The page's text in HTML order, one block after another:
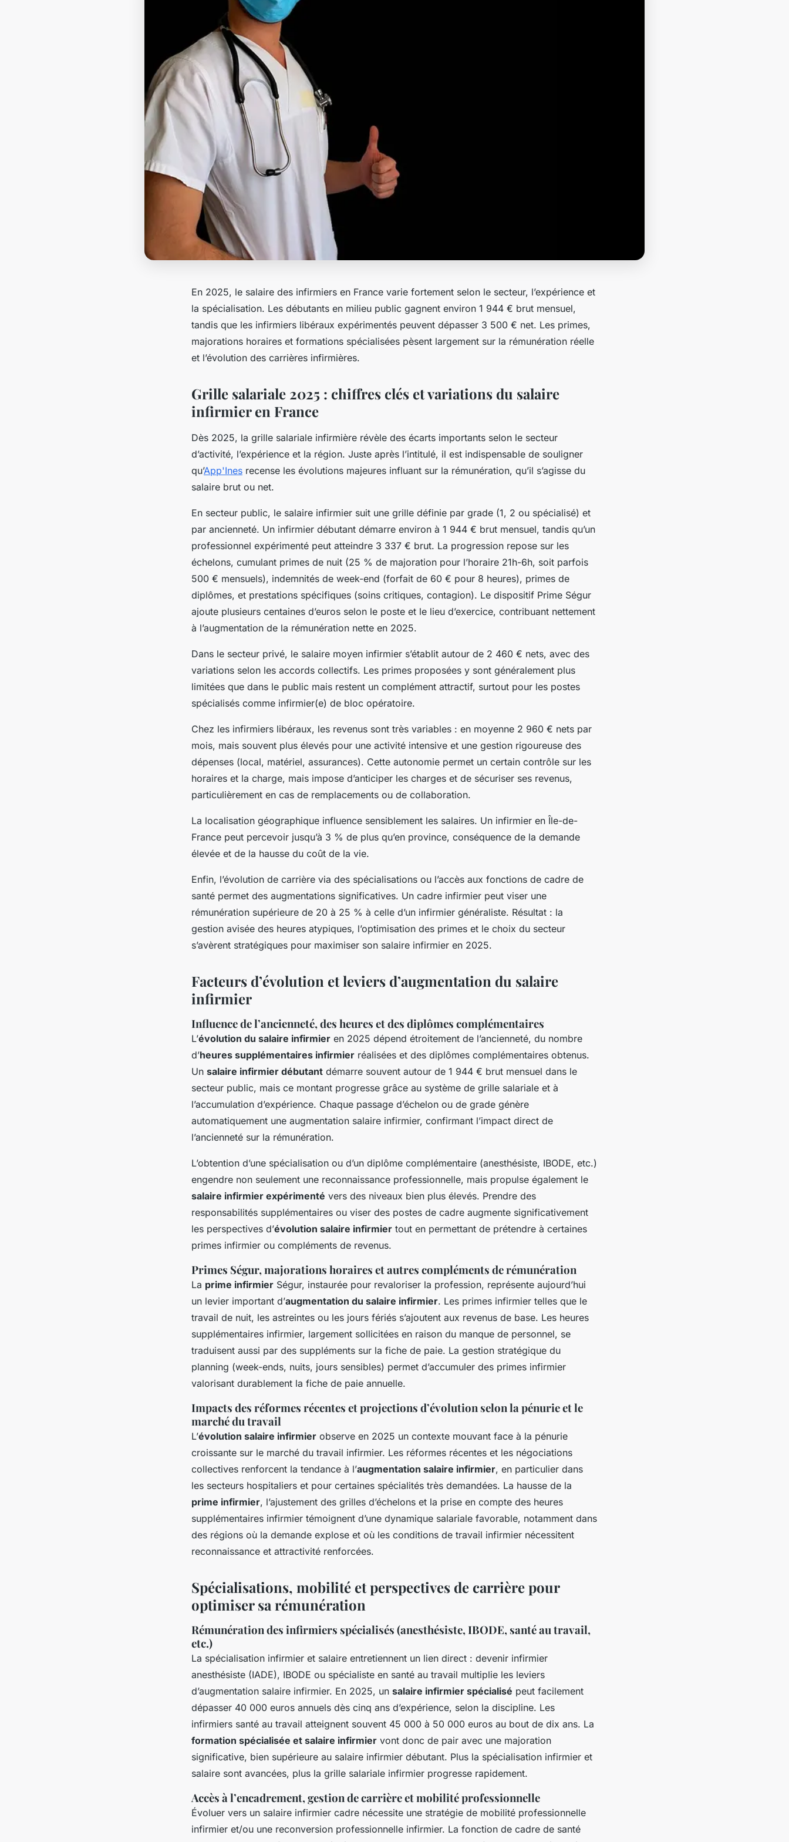
En 2025, le salaire des infirmiers en France varie fortement selon le secteur, l’expérience et
la spécialisation. Les débutants en milieu public gagnent environ 1 944 € brut mensuel,
tandis que les infirmiers libéraux expérimentés peuvent dépasser 3 500 € net. Les primes,
majorations horaires et formations spécialisées pèsent largement sur la rémunération réelle
et l’évolution des carrières infirmières.
Grille salariale 2025 : chiffres clés et variations du salaire
infirmier en France
Dès 2025, la grille salariale infirmière révèle des écarts importants selon le secteur
d’activité, l’expérience et la région. Juste après l’intitulé, il est indispensable de souligner
qu’App'Ines recense les évolutions majeures influant sur la rémunération, qu’il s’agisse du
salaire brut ou net.
En secteur public, le salaire infirmier suit une grille définie par grade (1, 2 ou spécialisé) et
par ancienneté. Un infirmier débutant démarre environ à 1 944 € brut mensuel, tandis qu’un
professionnel expérimenté peut atteindre 3 337 € brut. La progression repose sur les
échelons, cumulant primes de nuit (25 % de majoration pour l’horaire 21h-6h, soit parfois
500 € mensuels), indemnités de week-end (forfait de 60 € pour 8 heures), primes de
diplômes, et prestations spécifiques (soins critiques, contagion). Le dispositif Prime Ségur
ajoute plusieurs centaines d’euros selon le poste et le lieu d’exercice, contribuant nettement
à l’augmentation de la rémunération nette en 2025.
Dans le secteur privé, le salaire moyen infirmier s’établit autour de 2 460 € nets, avec des
variations selon les accords collectifs. Les primes proposées y sont généralement plus
limitées que dans le public mais restent un complément attractif, surtout pour les postes
spécialisés comme infirmier(e) de bloc opératoire.
Chez les infirmiers libéraux, les revenus sont très variables : en moyenne 2 960 € nets par
mois, mais souvent plus élevés pour une activité intensive et une gestion rigoureuse des
dépenses (local, matériel, assurances). Cette autonomie permet un certain contrôle sur les
horaires et la charge, mais impose d’anticiper les charges et de sécuriser ses revenus,
particulièrement en cas de remplacements ou de collaboration.
La localisation géographique influence sensiblement les salaires. Un infirmier en Île-de-
France peut percevoir jusqu’à 3 % de plus qu’en province, conséquence de la demande
élevée et de la hausse du coût de la vie.
Enfin, l’évolution de carrière via des spécialisations ou l’accès aux fonctions de cadre de
santé permet des augmentations significatives. Un cadre infirmier peut viser une
rémunération supérieure de 20 à 25 % à celle d’un infirmier généraliste. Résultat : la
gestion avisée des heures atypiques, l’optimisation des primes et le choix du secteur
s’avèrent stratégiques pour maximiser son salaire infirmier en 2025.
Facteurs d’évolution et leviers d’augmentation du salaire
infirmier
Influence de l’ancienneté, des heures et des diplômes complémentaires
L’évolution du salaire infirmier en 2025 dépend étroitement de l’ancienneté, du nombre
d’heures supplémentaires infirmier réalisées et des diplômes complémentaires obtenus.
Un salaire infirmier débutant démarre souvent autour de 1 944 € brut mensuel dans le
secteur public, mais ce montant progresse grâce au système de grille salariale et à
l’accumulation d’expérience. Chaque passage d’échelon ou de grade génère
automatiquement une augmentation salaire infirmier, confirmant l’impact direct de
l’ancienneté sur la rémunération.
L’obtention d’une spécialisation ou d’un diplôme complémentaire (anesthésiste, IBODE, etc.)
engendre non seulement une reconnaissance professionnelle, mais propulse également le
salaire infirmier expérimenté vers des niveaux bien plus élevés. Prendre des
responsabilités supplémentaires ou viser des postes de cadre augmente significativement
les perspectives d’évolution salaire infirmier tout en permettant de prétendre à certaines
primes infirmier ou compléments de revenus.
Primes Ségur, majorations horaires et autres compléments de rémunération
La prime infirmier Ségur, instaurée pour revaloriser la profession, représente aujourd’hui
un levier important d’augmentation du salaire infirmier. Les primes infirmier telles que le
travail de nuit, les astreintes ou les jours fériés s’ajoutent aux revenus de base. Les heures
supplémentaires infirmier, largement sollicitées en raison du manque de personnel, se
traduisent aussi par des suppléments sur la fiche de paie. La gestion stratégique du
planning (week-ends, nuits, jours sensibles) permet d’accumuler des primes infirmier
valorisant durablement la fiche de paie annuelle.
Impacts des réformes récentes et projections d’évolution selon la pénurie et le
marché du travail
L’évolution salaire infirmier observe en 2025 un contexte mouvant face à la pénurie
croissante sur le marché du travail infirmier. Les réformes récentes et les négociations
collectives renforcent la tendance à l’augmentation salaire infirmier, en particulier dans
les secteurs hospitaliers et pour certaines spécialités très demandées. La hausse de la
prime infirmier, l’ajustement des grilles d’échelons et la prise en compte des heures
supplémentaires infirmier témoignent d’une dynamique salariale favorable, notamment dans
des régions où la demande explose et où les conditions de travail infirmier nécessitent
reconnaissance et attractivité renforcées.
Spécialisations, mobilité et perspectives de carrière pour
optimiser sa rémunération
Rémunération des infirmiers spécialisés (anesthésiste, IBODE, santé au travail,
etc.)
La spécialisation infirmier et salaire entretiennent un lien direct : devenir infirmier
anesthésiste (IADE), IBODE ou spécialiste en santé au travail multiplie les leviers
d’augmentation salaire infirmier. En 2025, un salaire infirmier spécialisé peut facilement
dépasser 40 000 euros annuels dès cinq ans d’expérience, selon la discipline. Les
infirmiers santé au travail atteignent souvent 45 000 à 50 000 euros au bout de dix ans. La
formation spécialisée et salaire infirmier vont donc de pair avec une majoration
significative, bien supérieure au salaire infirmier débutant. Plus la spécialisation infirmier et
salaire sont avancées, plus la grille salariale infirmier progresse rapidement.
Accès à l’encadrement, gestion de carrière et mobilité professionnelle
Évoluer vers un salaire infirmier cadre nécessite une stratégie de mobilité professionnelle
infirmier et/ou une reconversion professionnelle infirmier. La fonction de cadre de santé